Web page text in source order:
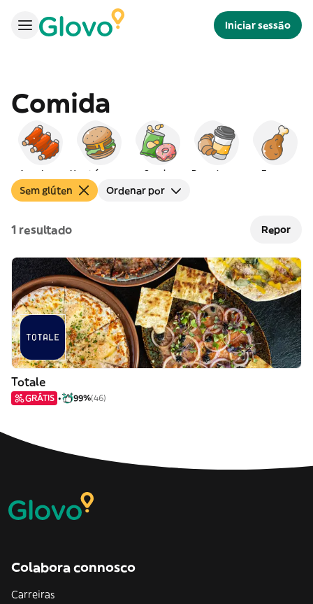
Iniciar sessão
Comida
Americana Snacks Peq. almoço Frango
Sem glúten Ordenar por
1 resultado Repor
Totale
GRÁTIS 99%(46)
Colabora connosco
Carreiras